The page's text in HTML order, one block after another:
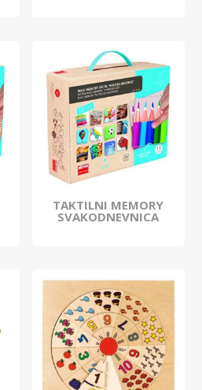
TAKTILNI MEMORY
SVAKODNEVNICA